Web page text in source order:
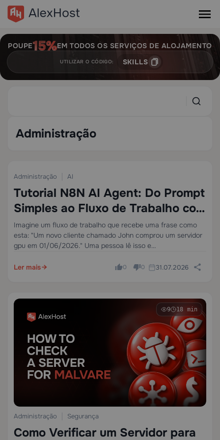
POUPE EM TODOS OS SERVIÇOS DE ALOJAMENTO
UTILIZAR O CÓDIGO: SKILLS
Administração
Administração AI
Tutorial N8N AI Agent: Do Prompt
Simples ao Fluxo de Trabalho com
Dados Estruturados
Imagine um fluxo de trabalho que recebe uma frase como
esta: "Um novo cliente chamado John comprou um servidor
gpu em 01/06/2026." Uma pessoa lê isso e
produto e a…
Ler mais 0 0 31.07.2026
9 18 min
Administração Segurança
Como Verificar um Servidor para